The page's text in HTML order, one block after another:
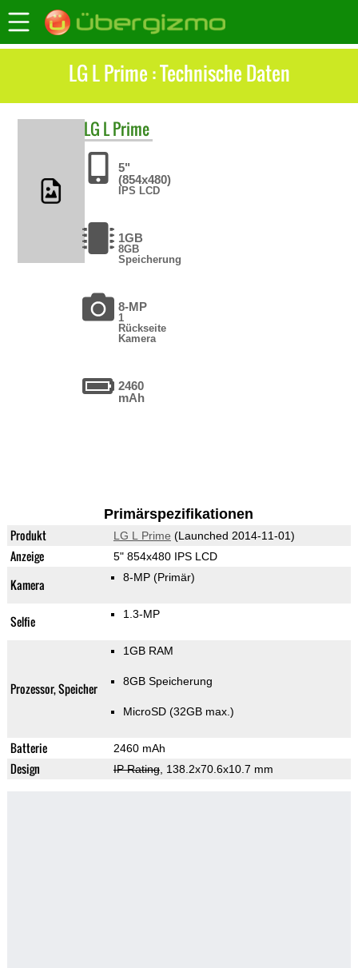
LG L Prime : Technische Daten
LG L Prime
5"
(854x480)
IPS LCD
1GB
8GB
Speicherung
8-MP
1
Rückseite
Kamera
2460
mAh
Primärspezifikationen
Produkt LG L Prime (Launched 2014-11-01)
Anzeige 5" 854x480 IPS LCD
Kamera 8-MP (Primär)
Selfie 1.3-MP
Prozessor, Speicher
1GB RAM
8GB Speicherung
MicroSD (32GB max.)
Batterie 2460 mAh
Design IP Rating, 138.2x70.6x10.7 mm